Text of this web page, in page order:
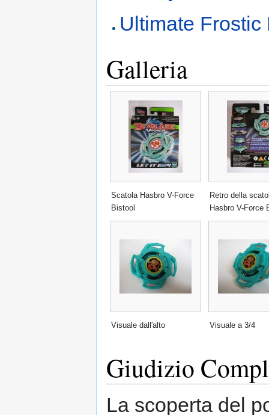
Ultimate Frostic
Galleria
Scatola Hasbro V-Force
Bistool
Retro della
Hasbro V-Force
Visuale dall'alto Visuale a 3/4
Giudizio
La scoperta del